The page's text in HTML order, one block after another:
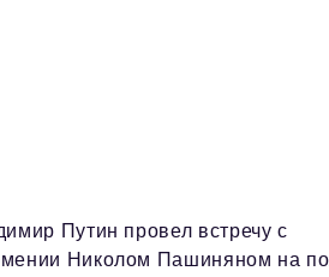
Путин провел встречу с
Николом Пашиняном на